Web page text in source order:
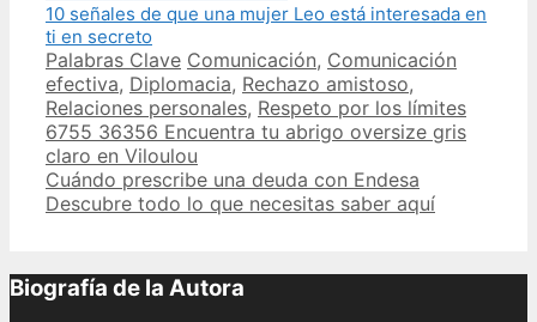
10 señales de que una mujer Leo está interesada en
ti en secreto
Categories
Palabras Clave Tags
Comunicación, Comunicación
efectiva, Diplomacia, Rechazo amistoso,
Relaciones personales, Respeto por los límites
Post
navigation
6755 36356 Encuentra tu abrigo oversize gris
claro en Viloulou
Cuándo prescribe una deuda con Endesa
Descubre todo lo que necesitas saber aquí
Biografía de la Autora